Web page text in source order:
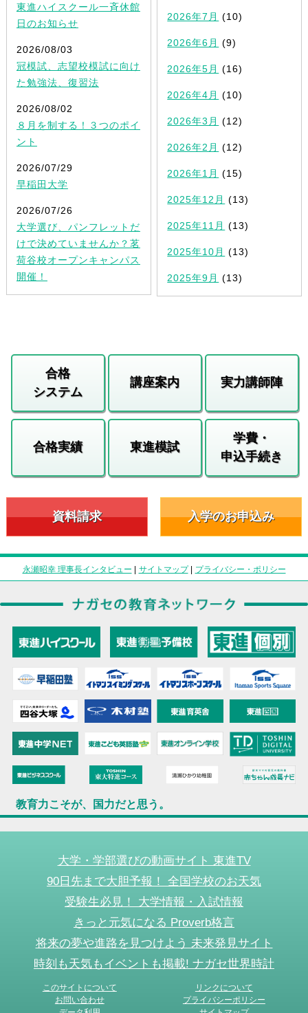
東進ハイスクール一斉休館
日のお知らせ
2026/08/03
冠模試、志望校模試に向け
た勉強法、復習法
2026/08/02
８月を制する！３つのポイ
ント
2026/07/29
早稲田大学
2026/07/26
大学選び、パンフレットだ
けで決めていませんか？茗
荷谷校オープンキャンパス
開催！
2026年7月 (10)
2026年6月 (9)
2026年5月 (16)
2026年4月 (10)
2026年3月 (12)
2026年2月 (12)
2026年1月 (15)
2025年12月 (13)
2025年11月 (13)
2025年10月 (13)
2025年9月 (13)
合格
システム
講座案内 実力講師陣
合格実績 東進模試
学費・
申込手続き
資料請求 入学のお申込み
永瀬昭幸 理事長インタビュー | サイトマップ| プライバシー・ポリシー
教育力こそが、国力だと思う。
大学・学部選びの動画サイト 東進TV
90日先まで大胆予報！ 全国学校のお天気
受験生必見！ 大学情報・入試情報
きっと元気になる Proverb格言
将来の夢や進路を見つけよう 未来発見サイト
時刻も天気もイベントも掲載! ナガセ世界時計
このサイトについて
リンクについて
お問い合わせ
プライバシーポリシー